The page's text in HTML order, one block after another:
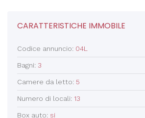
CARATTERISTICHE IMMOBILE
Codice annuncio: 04L
Bagni: 3
Camere da letto: 5
Numero di locali: 13
Box auto: si